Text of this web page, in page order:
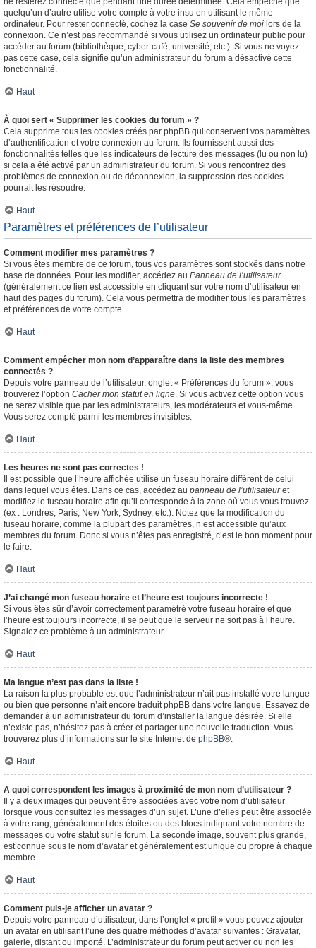
quelqu’un d’autre utilise votre compte à votre insu en utilisant le même
ordinateur. Pour rester connecté, cochez la case Se souvenir de moi lors de la
connexion. Ce n’est pas recommandé si vous utilisez un ordinateur public pour
accéder au forum (bibliothèque, cyber-café, université, etc.). Si vous ne voyez
pas cette case, cela signifie qu’un administrateur du forum a désactivé cette
fonctionnalité.
Haut
À quoi sert « Supprimer les cookies du forum » ?
Cela supprime tous les cookies créés par phpBB qui conservent vos paramètres
d’authentification et votre connexion au forum. Ils fournissent aussi des
fonctionnalités telles que les indicateurs de lecture des messages (lu ou non lu)
si cela a été activé par un administrateur du forum. Si vous rencontrez des
problèmes de connexion ou de déconnexion, la suppression des cookies
pourrait les résoudre.
Haut
Paramètres et préférences de l’utilisateur
Comment modifier mes paramètres ?
Si vous êtes membre de ce forum, tous vos paramètres sont stockés dans notre
base de données. Pour les modifier, accédez au Panneau de l’utilisateur
(généralement ce lien est accessible en cliquant sur votre nom d’utilisateur en
haut des pages du forum). Cela vous permettra de modifier tous les paramètres
et préférences de votre compte.
Haut
Comment empêcher mon nom d’apparaître dans la liste des membres
connectés ?
Depuis votre panneau de l’utilisateur, onglet « Préférences du forum », vous
trouverez l’option Cacher mon statut en ligne. Si vous activez cette option vous
ne serez visible que par les administrateurs, les modérateurs et vous-même.
Vous serez compté parmi les membres invisibles.
Haut
Les heures ne sont pas correctes !
Il est possible que l’heure affichée utilise un fuseau horaire différent de celui
dans lequel vous êtes. Dans ce cas, accédez au panneau de l’utilisateuret
modifiez le fuseau horaire afin qu’il corresponde à la zone où vous vous trouvez
(ex : Londres, Paris, New York, Sydney, etc.). Notez que la modification du
fuseau horaire, comme la plupart des paramètres, n’est accessible qu’aux
membres du forum. Donc si vous n’êtes pas enregistré, c’est le bon moment pour
le faire.
Haut
J’ai changé mon fuseau horaire et l’heure est toujours incorrecte !
Si vous êtes sûr d’avoir correctement paramétré votre fuseau horaire et que
l’heure est toujours incorrecte, il se peut que le serveur ne soit pas à l’heure.
Signalez ce problème à un administrateur.
Haut
Ma langue n’est pas dans la liste !
La raison la plus probable est que l’administrateur n’ait pas installé votre langue
ou bien que personne n’ait encore traduit phpBB dans votre langue. Essayez de
demander à un administrateur du forum d’installer la langue désirée. Si elle
n’existe pas, n’hésitez pas à créer et partager une nouvelle traduction. Vous
trouverez plus d’informations sur le site Internet de phpBB®.
Haut
A quoi correspondent les images à proximité de mon nom d’utilisateur ?
Il y a deux images qui peuvent être associées avec votre nom d’utilisateur
lorsque vous consultez les messages d’un sujet. L’une d’elles peut être associée
à votre rang, généralement des étoiles ou des blocs indiquant votre nombre de
messages ou votre statut sur le forum. La seconde image, souvent plus grande,
est connue sous le nom d’avatar et généralement est unique ou propre à chaque
membre.
Haut
Comment puis-je afficher un avatar ?
Depuis votre panneau d’utilisateur, dans l’onglet « profil » vous pouvez ajouter
un avatar en utilisant l’une des quatre méthodes d’avatar suivantes : Gravatar,
galerie, distant ou importé. L’administrateur du forum peut activer ou non les